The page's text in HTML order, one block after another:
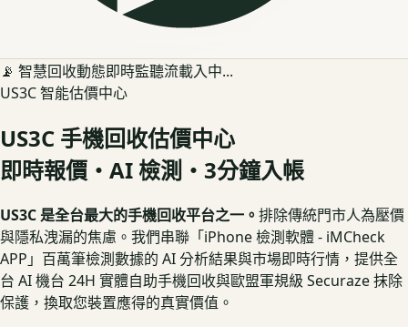
📡 智慧回收動態即時監聽流載入中...
US3C 智能估價中心
US3C 手機回收估價中心
即時報價・AI 檢測・3分鐘入帳
US3C 是全台最大的手機回收平台之一。 排除傳統門市人為壓價
與隱私洩漏的焦慮。我們串聯「iPhone 檢測軟體 - iMCheck
APP」百萬筆檢測數據的 AI 分析結果與市場即時行情，提供全
台 AI 機台 24H 實體自助手機回收與歐盟軍規級 Securaze 抹除
保護，換取您裝置應得的真實價值。